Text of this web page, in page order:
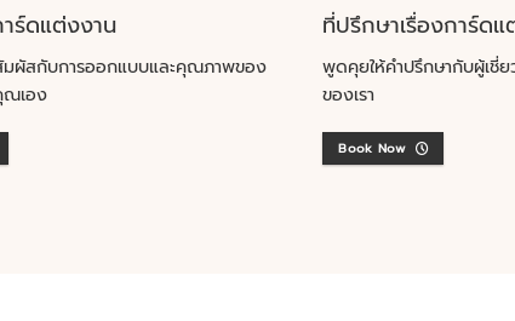
ร์ดแต่งงาน
มผัสกับการออกแบบและคุณภาพของ
ณเอง
ที่ปรึกษาเรื่องการ์ดแ
พูดคุยให้คำปรึกษากับผู้เชี่
ของเรา
Book Now